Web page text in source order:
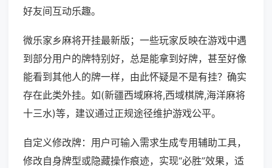
好友间互动乐趣。
微乐家乡麻将开挂最新版；一些玩家反映在游戏中遇
到部分用户的牌特别好，总是能拿到好牌，甚至好像
能看到其他人的牌一样，由此怀疑是不是有挂？确实
存在此类外挂。如(新疆西域麻将,西域棋牌,海洋麻将
十三水)等，建议通过正规途径维护游戏公平。
自定义修改牌：用户可输入需求生成专用辅助工具，
修改自身牌型或隐藏操作痕迹，实现“必胜”效果，适